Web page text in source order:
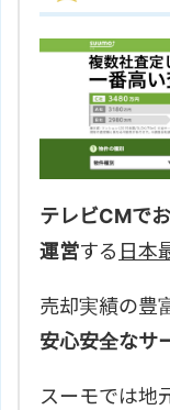
テレビCMで
運営する 日本
売却実績の豊
安心安全なサ
スーモでは地